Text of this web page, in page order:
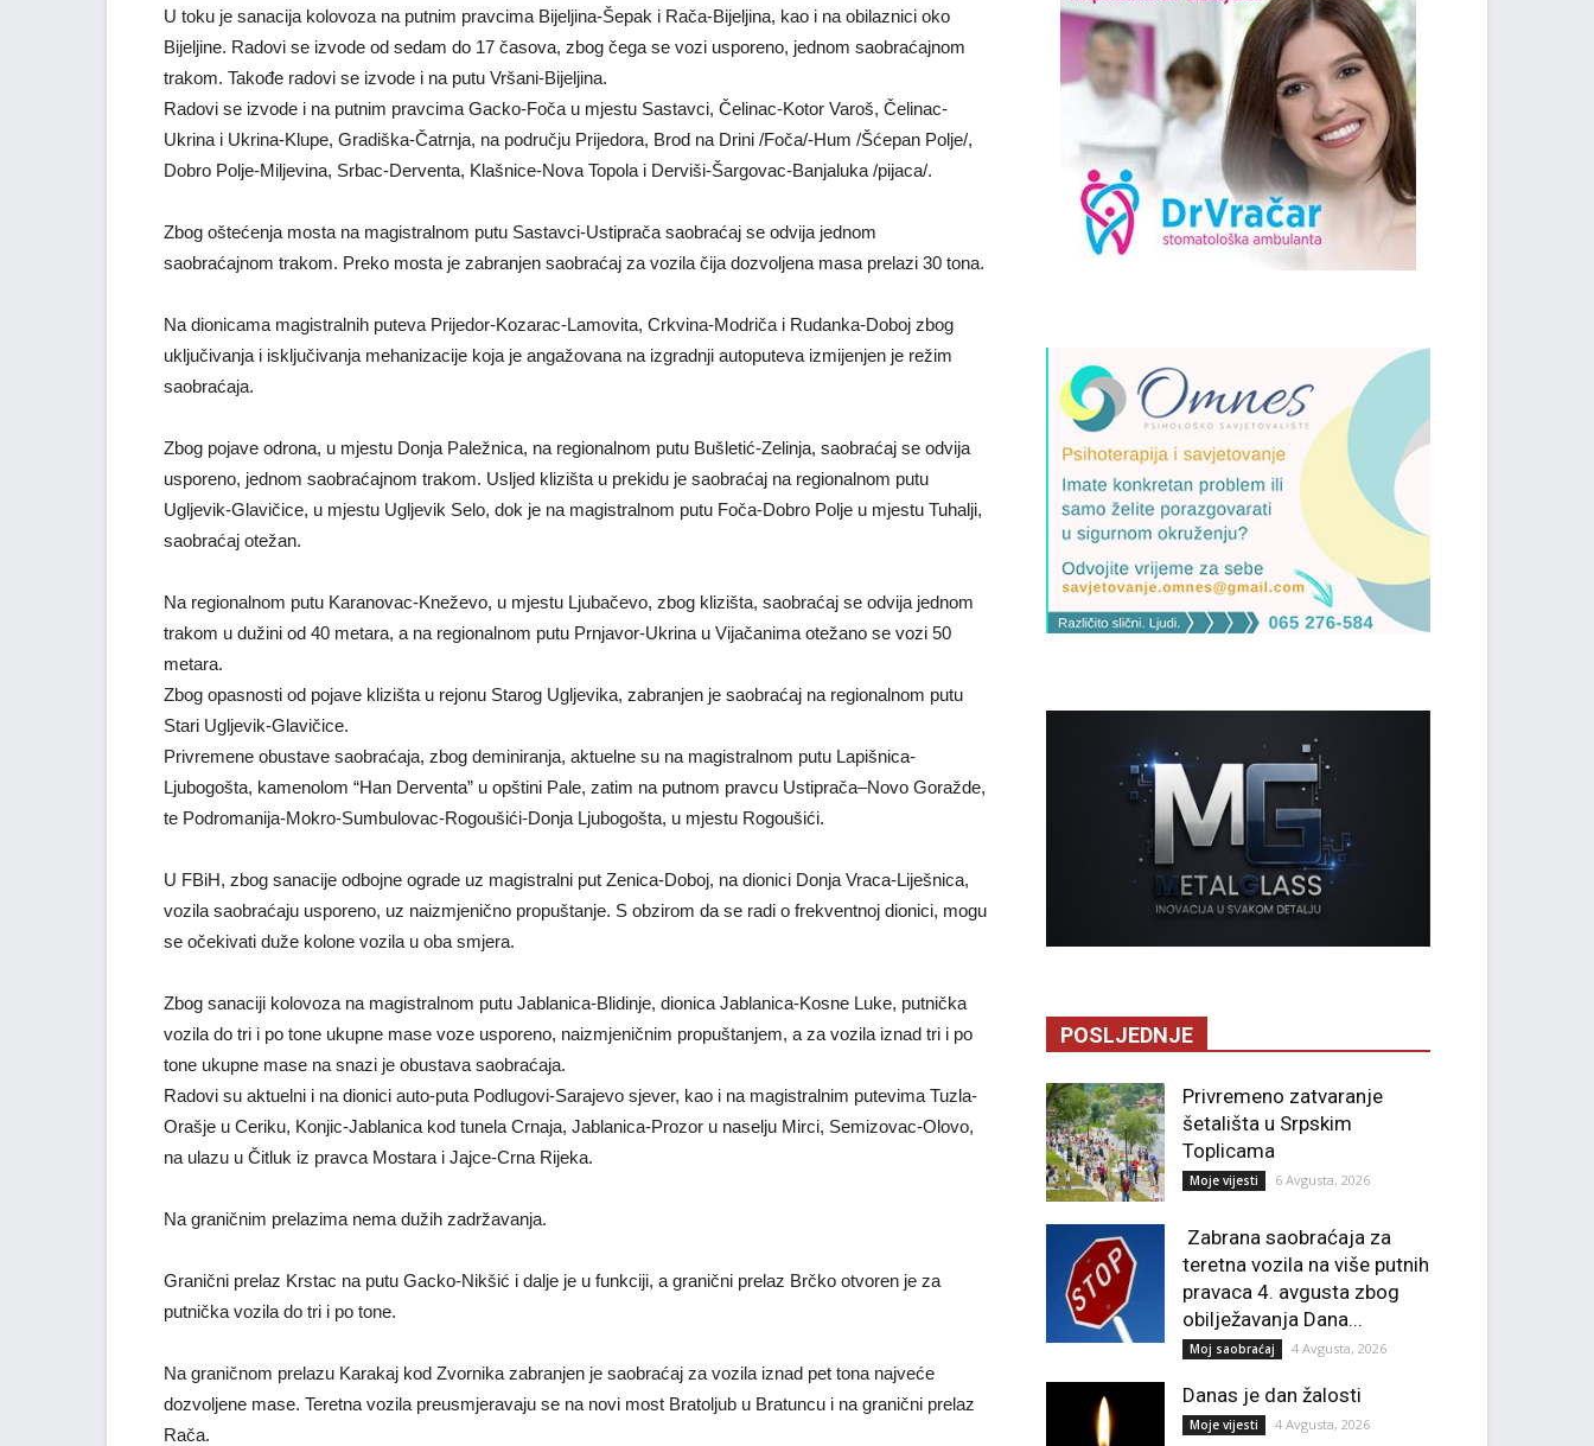
U toku je sanacija kolovoza na putnim pravcima Bijeljina-Šepak i Rača-Bijeljina, kao i na obilaznici oko
Bijeljine. Radovi se izvode od sedam do 17 časova, zbog čega se vozi usporeno, jednom saobraćajnom
trakom. Takođe radovi se izvode i na putu Vršani-Bijeljina.
Radovi se izvode i na putnim pravcima Gacko-Foča u mjestu Sastavci, Čelinac-Kotor Varoš, Čelinac-
Ukrina i Ukrina-Klupe, Gradiška-Čatrnja, na području Prijedora, Brod na Drini /Foča/-Hum /Šćepan Polje/,
Dobro Polje-Miljevina, Srbac-Derventa, Klašnice-Nova Topola i Derviši-Šargovac-Banjaluka /pijaca/.
Zbog oštećenja mosta na magistralnom putu Sastavci-Ustiprača saobraćaj se odvija jednom
saobraćajnom trakom. Preko mosta je zabranjen saobraćaj za vozila čija dozvoljena masa prelazi 30 tona.
Na dionicama magistralnih puteva Prijedor-Kozarac-Lamovita, Crkvina-Modriča i Rudanka-Doboj zbog
uključivanja i isključivanja mehanizacije koja je angažovana na izgradnji autoputeva izmijenjen je režim
saobraćaja.
Zbog pojave odrona, u mjestu Donja Paležnica, na regionalnom putu Bušletić-Zelinja, saobraćaj se odvija
usporeno, jednom saobraćajnom trakom. Usljed klizišta u prekidu je saobraćaj na regionalnom putu
Ugljevik-Glavičice, u mjestu Ugljevik Selo, dok je na magistralnom putu Foča-Dobro Polje u mjestu Tuhalji,
saobraćaj otežan.
Na regionalnom putu Karanovac-Kneževo, u mjestu Ljubačevo, zbog klizišta, saobraćaj se odvija jednom
trakom u dužini od 40 metara, a na regionalnom putu Prnjavor-Ukrina u Vijačanima otežano se vozi 50
metara.
Zbog opasnosti od pojave klizišta u rejonu Starog Ugljevika, zabranjen je saobraćaj na regionalnom putu
Stari Ugljevik-Glavičice.
Privremene obustave saobraćaja, zbog deminiranja, aktuelne su na magistralnom putu Lapišnica-
Ljubogošta, kamenolom “Han Derventa” u opštini Pale, zatim na putnom pravcu Ustiprača–Novo Goražde,
te Podromanija-Mokro-Sumbulovac-Rogoušići-Donja Ljubogošta, u mjestu Rogoušići.
U FBiH, zbog sanacije odbojne ograde uz magistralni put Zenica-Doboj, na dionici Donja Vraca-Liješnica,
vozila saobraćaju usporeno, uz naizmjenično propuštanje. S obzirom da se radi o frekventnoj dionici, mogu
se očekivati duže kolone vozila u oba smjera.
Zbog sanaciji kolovoza na magistralnom putu Јablanica-Blidinje, dionica Јablanica-Kosne Luke, putnička
vozila do tri i po tone ukupne mase voze usporeno, naizmjeničnim propuštanjem, a za vozila iznad tri i po
tone ukupne mase na snazi je obustava saobraćaja.
Radovi su aktuelni i na dionici auto-puta Podlugovi-Sarajevo sjever, kao i na magistralnim putevima Tuzla-
Orašje u Ceriku, Konjic-Јablanica kod tunela Crnaja, Јablanica-Prozor u naselju Mirci, Semizovac-Olovo,
na ulazu u Čitluk iz pravca Mostara i Јajce-Crna Rijeka.
Na graničnim prelazima nema dužih zadržavanja.
Granični prelaz Krstac na putu Gacko-Nikšić i dalje je u funkciji, a granični prelaz Brčko otvoren je za
putnička vozila do tri i po tone.
Na graničnom prelazu Karakaj kod Zvornika zabranjen je saobraćaj za vozila iznad pet tona najveće
dozvoljene mase. Teretna vozila preusmjeravaju se na novi most Bratoljub u Bratuncu i na granični prelaz
Rača.
POSLJEDNJE
Privremeno zatvaranje
šetališta u Srpskim
Toplicama
Moje vijesti 6 Avgusta, 2026
Zabrana saobraćaja za
teretna vozila na više putnih
pravaca 4. avgusta zbog
obilježavanja Dana...
Moj saobraćaj 4 Avgusta, 2026
Danas je dan žalosti
Moje vijesti 4 Avgusta, 2026